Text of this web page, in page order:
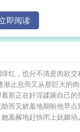
即阅读
红，也分不清是肉欲交
止息而又从那巨大的
那正在奸淫蹂躏自己的
而又娇羞地期盼他早点
羞赧地赶快闭上妩媚动